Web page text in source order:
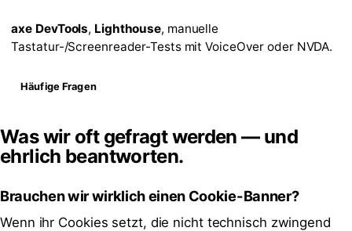
axe DevTools, Lighthouse, manuelle
Tastatur-/Screenreader-Tests mit VoiceOver oder NVDA.
Häufige Fragen
Was wir oft gefragt werden — und
ehrlich beantworten.
Brauchen wir wirklich einen Cookie-Banner?
Wenn ihr Cookies setzt, die nicht technisch zwingend